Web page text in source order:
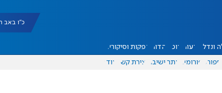
כ"ו באב
ונדל"ן דעות אוכל יהדות הפקות וסיקורים
ספורט פורומים אתר ישיבה יצירת קשר עוד